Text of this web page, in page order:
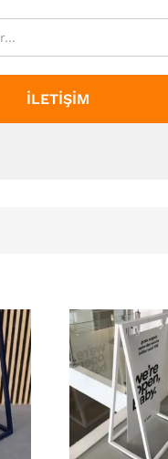
İLETIŞIM